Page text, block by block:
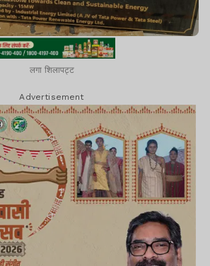
लगा शिलापट्ट
Advertisement